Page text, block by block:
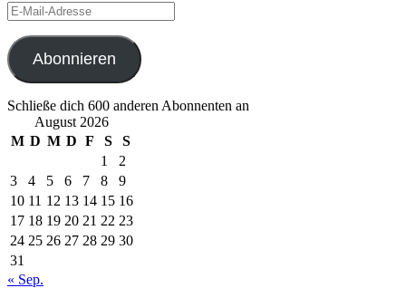
E-
Mail-
Adresse
Abonnieren
Schließe dich 600 anderen Abonnenten an
August 2026
M D M D F S
S
1
2
3
4 5 6 7 8
9
10 11 12 13 14 15 16
17 18 19 20 21 22 23
24 25 26 27 28 29 30
31
« Sep.